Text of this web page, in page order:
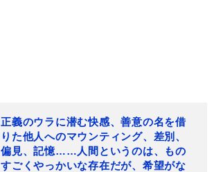
正義のウラに潜む快感、善意の名を借
りた他人へのマウンティング、差別、
偏見、記憶……人間というのは、もの
すごくやっかいな存在だが、希望がな